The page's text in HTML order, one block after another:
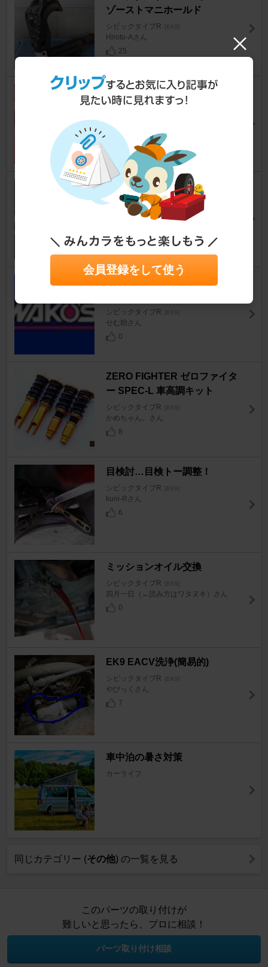
ゾーストマニホールド
シビックタイプR [EK9]
Hiroto-Aさん
25
ホンダ(純正) K20A
シビックタイプR
7
メーカー不明 テールサイレンサ
ー
シビックタイプR
0
WAKO'S 100%化学合成エンジ
シビックタイプR [EK9]
せむ助さん
0
ZERO FIGHTER ゼロファイタ
ー SPEC-L 車高調キット
シビックタイプR [EK9]
かめちゃん。さん
8
目検討…目検トー調整！
シビックタイプR [EK9]
kuni-Rさん
6
ミッションオイル交換
シビックタイプR [EK9]
四月一日（←読み方はワタヌキ）さん
0
EK9 EACV洗浄(簡易的)
シビックタイプR [EK9]
やびっくさん
7
車中泊の暑さ対策
カーライフ
同じカテゴリー (その他) の一覧を見る
このパーツの取り付けが
難しいと思ったら、プロに相談！
パーツ取り付け相談
会員登録をして使う